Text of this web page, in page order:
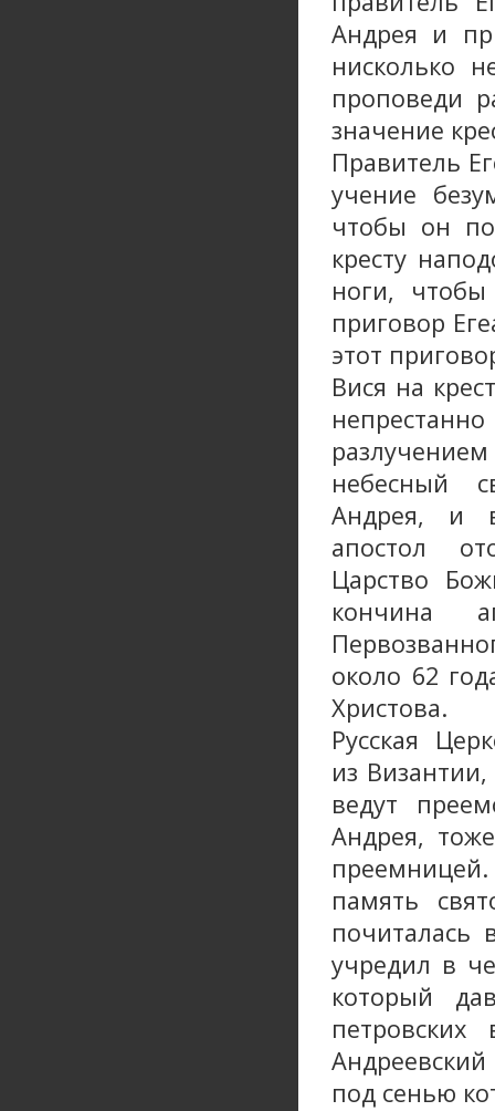
Андрея и
нисколько
проповеди
значение
Правитель
учение
чтобы он
кресту
ноги,
приговор
этот
Вися на
небесный
Андрея, и
апостол
Царство
кончина
около 62
Христова.
Русская
из
ведут
Андрея,
память
почиталась
учредил в
который
под сенью